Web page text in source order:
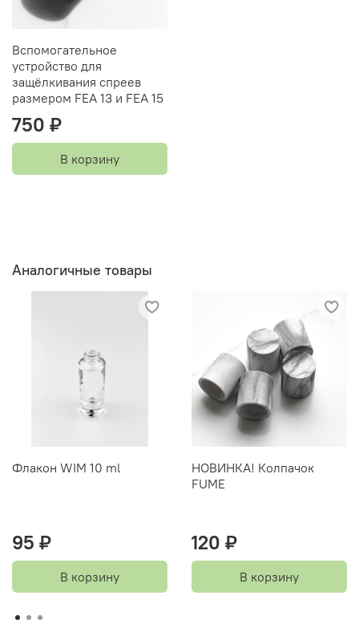
Вспомогательное
устройство для
защёлкивания спреев
размером FEA 13 и FEA 15
750 ₽
В корзину
Аналогичные товары
Флакон WIM 10 ml
95 ₽
В корзину
НОВИНКА! Колпачок
FUME
120 ₽
В корзину